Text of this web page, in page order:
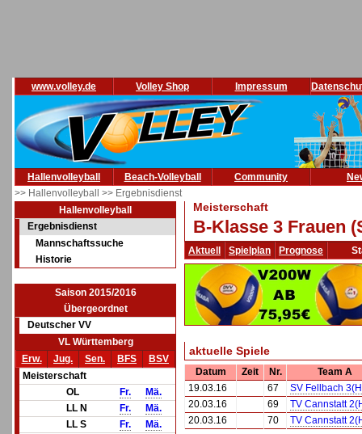
www.volley.de Volley Shop Impressum
Hallenvolleyball Beach-Volleyball Community
>> Hallenvolleyball >> Ergebnisdienst
Hallenvolleyball
Ergebnisdienst
Mannschaftssuche
Historie
Saison 2015/2016
Übergeordnet
Deutscher VV
VL Württemberg
Erw.
Jug. Sen. BFS
BSV
Meisterschaft
OL
Fr.
Mä.
LL N
Fr.
Mä.
LL S
Fr.
Mä.
Meisterschaft
B-Klasse 3 Frauen
Aktuell Spielplan Prognose
aktuelle Spiele
Datum Zeit Nr.
Team A
19.03.16
67
SV Fellbach
20.03.16
69
TV Cannstatt
20.03.16
70 TV Cannstatt